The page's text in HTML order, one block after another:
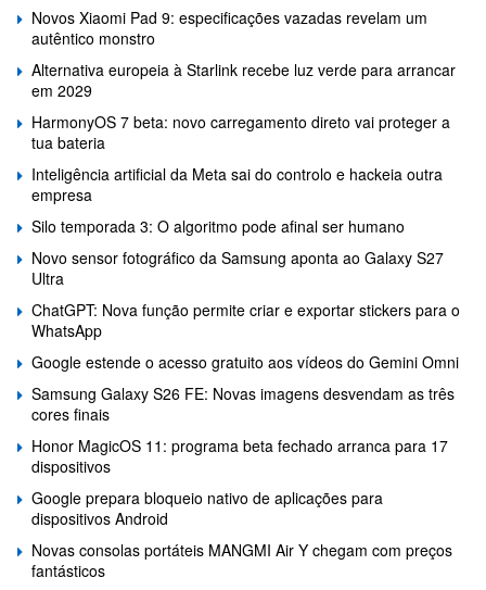
Novos Xiaomi Pad 9: especificações vazadas revelam um
autêntico monstro
Alternativa europeia à Starlink recebe luz verde para arrancar
em 2029
HarmonyOS 7 beta: novo carregamento direto vai proteger a
tua bateria
Inteligência artificial da Meta sai do controlo e hackeia outra
empresa
Silo temporada 3: O algoritmo pode afinal ser humano
Novo sensor fotográfico da Samsung aponta ao Galaxy S27
Ultra
ChatGPT: Nova função permite criar e exportar stickers para o
WhatsApp
Google estende o acesso gratuito aos vídeos do Gemini Omni
Samsung Galaxy S26 FE: Novas imagens desvendam as três
cores finais
Honor MagicOS 11: programa beta fechado arranca para 17
dispositivos
Google prepara bloqueio nativo de aplicações para
dispositivos Android
Novas consolas portáteis MANGMI Air Y chegam com preços
fantásticos